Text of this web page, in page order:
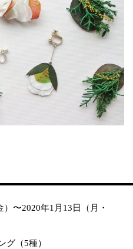
〜2020年1月13日（月・
グ（5種）